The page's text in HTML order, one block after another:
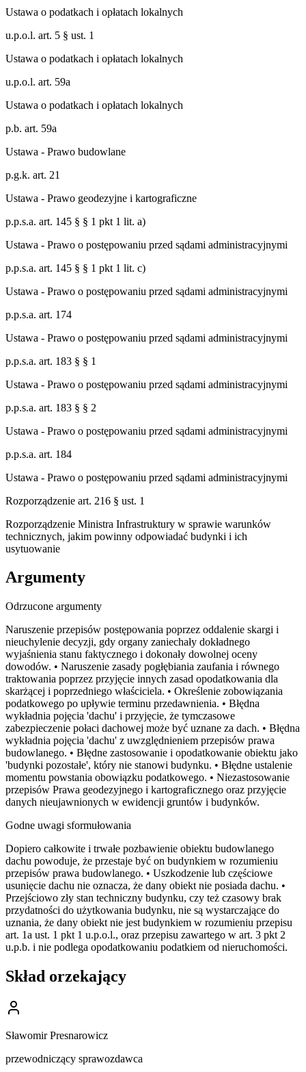
Ustawa o podatkach i opłatach lokalnych
u.p.o.l. art. 5 § ust. 1
Ustawa o podatkach i opłatach lokalnych
u.p.o.l. art. 59a
Ustawa o podatkach i opłatach lokalnych
p.b. art. 59a
Ustawa - Prawo budowlane
p.g.k. art. 21
Ustawa - Prawo geodezyjne i kartograficzne
p.p.s.a. art. 145 § § 1 pkt 1 lit. a)
Ustawa - Prawo o postępowaniu przed sądami administracyjnymi
p.p.s.a. art. 145 § § 1 pkt 1 lit. c)
Ustawa - Prawo o postępowaniu przed sądami administracyjnymi
p.p.s.a. art. 174
Ustawa - Prawo o postępowaniu przed sądami administracyjnymi
p.p.s.a. art. 183 § § 1
Ustawa - Prawo o postępowaniu przed sądami administracyjnymi
p.p.s.a. art. 183 § § 2
Ustawa - Prawo o postępowaniu przed sądami administracyjnymi
p.p.s.a. art. 184
Ustawa - Prawo o postępowaniu przed sądami administracyjnymi
Rozporządzenie art. 216 § ust. 1
Rozporządzenie Ministra Infrastruktury w sprawie warunków
technicznych, jakim powinny odpowiadać budynki i ich
usytuowanie
Argumenty
Odrzucone argumenty
Naruszenie przepisów postępowania poprzez oddalenie skargi i
nieuchylenie decyzji, gdy organy zaniechały dokładnego
wyjaśnienia stanu faktycznego i dokonały dowolnej oceny
dowodów. • Naruszenie zasady pogłębiania zaufania i równego
traktowania poprzez przyjęcie innych zasad opodatkowania dla
skarżącej i poprzedniego właściciela. • Określenie zobowiązania
podatkowego po upływie terminu przedawnienia. • Błędna
wykładnia pojęcia 'dachu' i przyjęcie, że tymczasowe
zabezpieczenie połaci dachowej może być uznane za dach. • Błędna
wykładnia pojęcia 'dachu' z uwzględnieniem przepisów prawa
budowlanego. • Błędne zastosowanie i opodatkowanie obiektu jako
'budynki pozostałe', który nie stanowi budynku. • Błędne ustalenie
momentu powstania obowiązku podatkowego. • Niezastosowanie
przepisów Prawa geodezyjnego i kartograficznego oraz przyjęcie
danych nieujawnionych w ewidencji gruntów i budynków.
Godne uwagi sformułowania
Dopiero całkowite i trwałe pozbawienie obiektu budowlanego
dachu powoduje, że przestaje być on budynkiem w rozumieniu
przepisów prawa budowlanego. • Uszkodzenie lub częściowe
usunięcie dachu nie oznacza, że dany obiekt nie posiada dachu. •
Przejściowo zły stan techniczny budynku, czy też czasowy brak
przydatności do użytkowania budynku, nie są wystarczające do
uznania, że dany obiekt nie jest budynkiem w rozumieniu przepisu
art. 1a ust. 1 pkt 1 u.p.o.l., oraz przepisu zawartego w art. 3 pkt 2
u.p.b. i nie podlega opodatkowaniu podatkiem od nieruchomości.
Skład orzekający
Sławomir Presnarowicz
przewodniczący sprawozdawca